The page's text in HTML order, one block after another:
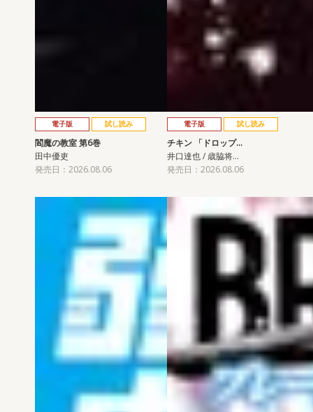
電子版 試し読み
閻魔の教室 第6巻
田中優吏
発売日：2026.08.06
電子版 試し読み
チキン 「ドロップ…
井口達也 / 歳脇将…
発売日：2026.08.06